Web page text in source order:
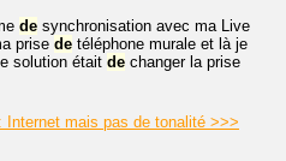
de synchronisation avec ma Live
prise de téléphone murale et là je
solution était de changer la prise
mais pas de tonalité >>>